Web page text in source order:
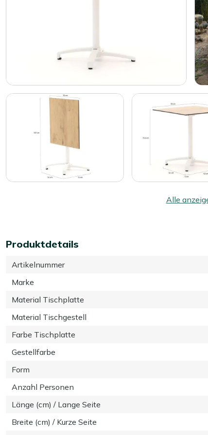
Alle
Produktdetails
Artikelnummer
Marke
Material Tischplatte
Material Tischgestell
Farbe Tischplatte
Gestellfarbe
Form
Anzahl Personen
Länge (cm) / Lange Seite
Breite (cm) / Kurze Seite